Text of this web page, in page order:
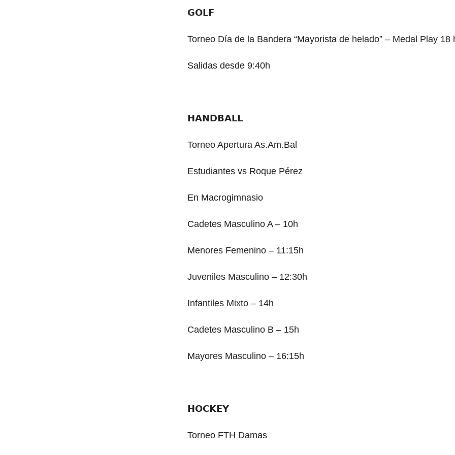
𝗚𝗢𝗟𝗙
Torneo Día de la Bandera “Mayorista de helado” – Medal Play 18
Salidas desde 9:40h
𝗛𝗔𝗡𝗗𝗕𝗔𝗟𝗟
Torneo AperturaAs.Am.Bal
Estudiantes vs Roque Pérez
En Macrogimnasio
Cadetes Masculino A – 10h
Menores Femenino – 11:15h
Juveniles Masculino – 12:30h
Infantiles Mixto – 14h
Cadetes Masculino B – 15h
Mayores Masculino – 16:15h
𝗛𝗢𝗖𝗞𝗘𝗬
Torneo FTH Damas